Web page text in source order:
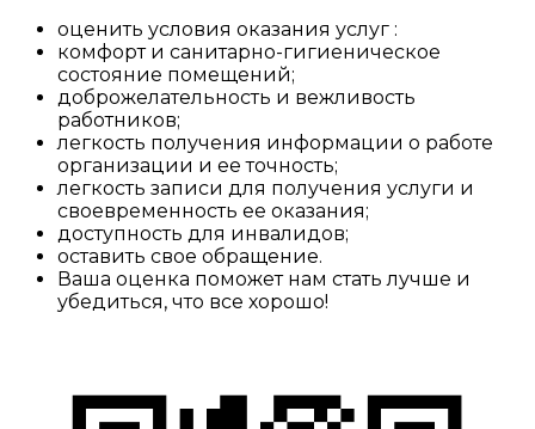
оценить условия оказания услуг :
комфорт и санитарно-гигиеническое
состояние помещений;
доброжелательность и вежливость
работников;
легкость получения информации о работе
организации и ее точность;
легкость записи для получения услуги и
своевременность ее оказания;
доступность для инвалидов;
оставить свое обращение.
Ваша оценка поможет нам стать лучше и
убедиться, что все хорошо!